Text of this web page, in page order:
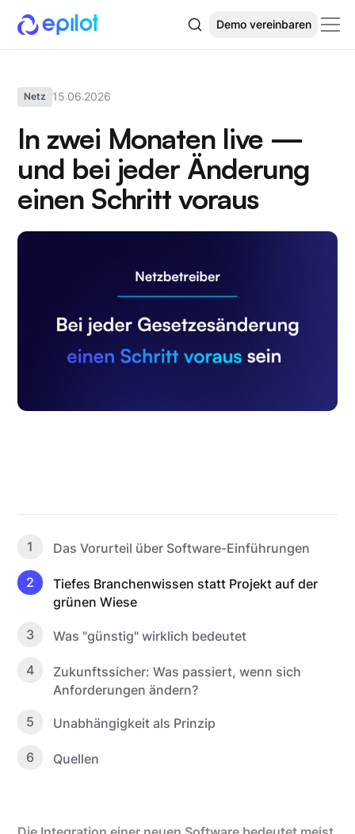
Demo vereinbaren
Netz 15.06.2026
In zwei Monaten live —
und bei jeder Änderung
einen Schritt voraus
1 Das Vorurteil über Software-Einführungen
2
Tiefes Branchenwissen statt Projekt auf der
grünen Wiese
3 Was "günstig" wirklich bedeutet
4
Zukunftssicher: Was passiert, wenn sich
Anforderungen ändern?
5 Unabhängigkeit als Prinzip
6 Quellen